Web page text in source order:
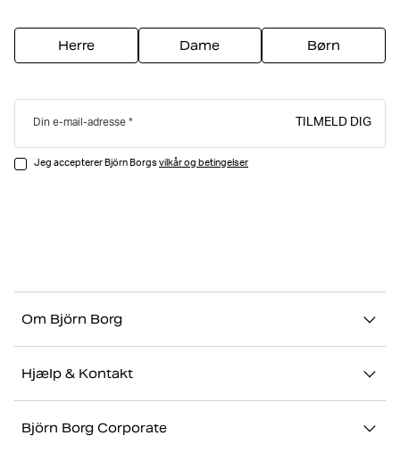
Herre Dame Børn
Din e-mail-adresse TILMELD DIG
Jeg accepterer Björn Borgsvilkår og betingelser
Om Björn Borg
Stories
Hjælp & Kontakt
Björn Borg Corporate